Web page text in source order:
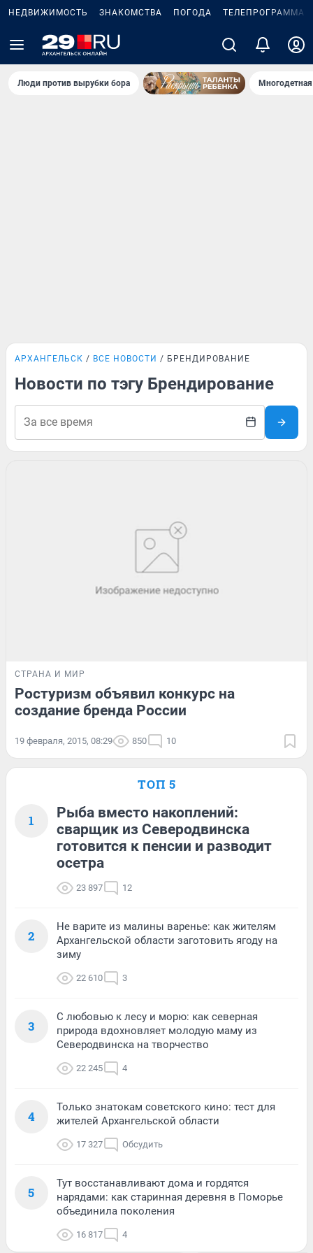
НЕДВИЖИМОСТЬ ЗНАКОМСТВА ПОГОДА ТЕЛЕПРОГРАММА
Люди против вырубки бора
АРХАНГЕЛЬСК ВСЕ НОВОСТИ БРЕНДИРОВАНИЕ
Новости по тэгу Брендирование
СТРАНА И МИР
Ростуризм объявил конкурс на
создание бренда России
19 февраля, 2015, 08:29 850 10
ТОП 5
1
Рыба вместо накоплений:
сварщик из Северодвинска
готовится к пенсии и разводит
осетра
23 897 12
2
Не варите из малины варенье: как жителям
Архангельской области заготовить ягоду на
зиму
22 610 3
3
С любовью к лесу и морю: как северная
природа вдохновляет молодую маму из
Северодвинска на творчество
22 245 4
4
Только знатокам советского кино: тест для
жителей Архангельской области
17 327 Обсудить
5
Тут восстанавливают дома и гордятся
нарядами: как старинная деревня в Поморье
объединила поколения
16 817 4